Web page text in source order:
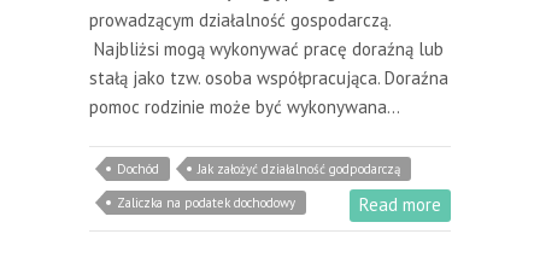
prowadzącym działalność gospodarczą.
Najbliżsi mogą wykonywać pracę doraźną lub
stałą jako tzw. osoba współpracująca. Doraźna
pomoc rodzinie może być wykonywana…
Dochód
Jak założyć działalność godpodarczą
Zaliczka na podatek dochodowy
Read more